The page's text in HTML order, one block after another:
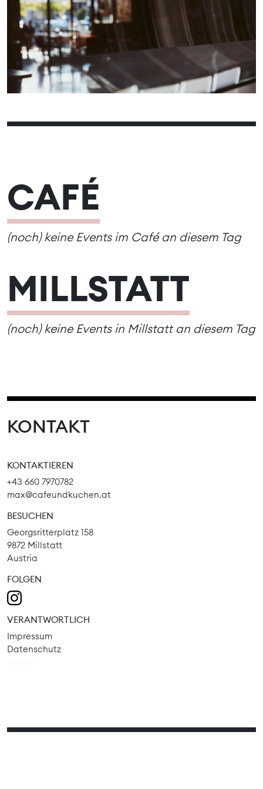
01 02 03 04 05 06
07
08
09 10 11 12 13
14
15
16 17 19 20
21
22
23 24 25 26 27
28
CAFÉ
(noch) keine Events im Café an diesem Tag
MILLSTATT
(noch) keine Events in Millstatt an diesem Tag
KONTAKT
KONTAKTIEREN
+43 660 7970782
max@cafeundkuchen.at
BESUCHEN
Georgsritterplatz 158
9872 Millstatt
Austria
FOLGEN
VERANTWORTLICH
Impressum
Datenschutz